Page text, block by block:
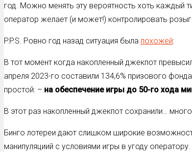
год. Можно менять эту вероятность хоть каждый
оператор желает (и может!) контролировать
P.P.S. Ровно год назад ситуация была похожей:
В тот момент когда накопленный джекпот
апреля 2023-го составили 134,6% призового
простой: – на обеспечение игры до 50-го хода
В этот раз накопленный джекпот сохранили…
Бинго лотереи дают слишком широкие
манипуляциий с условиями игры в угоду оператору.